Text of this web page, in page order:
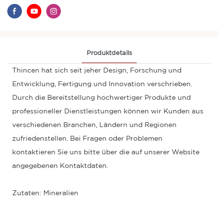
Produktdetails
Thincen hat sich seit jeher Design, Forschung und
Entwicklung, Fertigung und Innovation verschrieben.
Durch die Bereitstellung hochwertiger Produkte und
professioneller Dienstleistungen können wir Kunden aus
verschiedenen Branchen, Ländern und Regionen
zufriedenstellen. Bei Fragen oder Problemen
kontaktieren Sie uns bitte über die auf unserer Website
angegebenen Kontaktdaten.
Zutaten: Mineralien